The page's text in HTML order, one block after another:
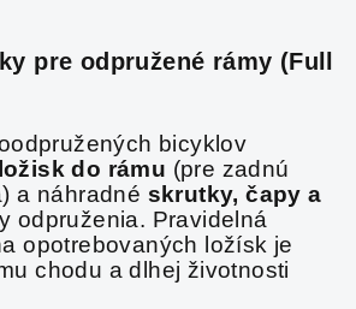
pre odpružené rámy (Full
bicyklov
ložisk do rámu (pre zadnú
a náhradné skrutky, čapy a
odpruženia. Pravidelná
opotrebovaných ložísk je
chodu a dlhej životnosti